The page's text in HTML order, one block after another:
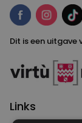
Dit is een uitgave
Links